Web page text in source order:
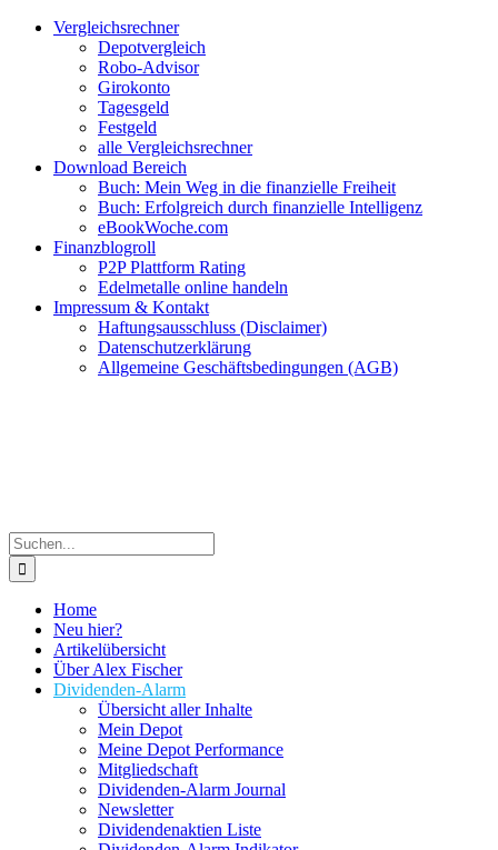
Zum
Facebook
Twitter
Instagram
Pinterest
YouTubeVergleichsrechner
Depotvergleich
Robo-Advisor
Girokonto
Tagesgeld
Festgeld
alle Vergleichsrechner
Download Bereich
Buch: Mein Weg in die finanzielle Freiheit
Buch: Erfolgreich durch finanzielle Intelligenz
eBookWoche.com
Finanzblogroll
P2P Plattform Rating
Edelmetalle online handeln
Impressum & Kontakt
Haftungsausschluss (Disclaimer)
Datenschutzerklärung
Allgemeine Geschäftsbedingungen (AGB)
Suche
nach:
Home
Neu hier?
Artikelübersicht
Über Alex Fischer
Dividenden-Alarm
Übersicht aller Inhalte
Mein Depot
Meine Depot Performance
Mitgliedschaft
Dividenden-Alarm Journal
Newsletter
Dividendenaktien Liste